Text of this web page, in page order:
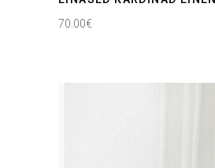
70.00€